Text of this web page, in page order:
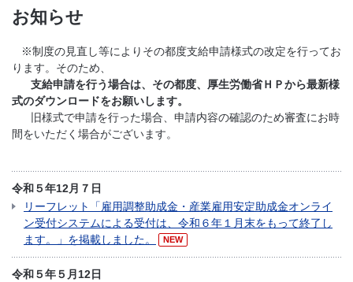
お知らせ
※制度の見直し等によりその都度支給申請様式の改定を行ってお
ります。そのため、
支給申請を行う場合は、その都度、厚生労働省ＨＰから最新様
式のダウンロードをお願いします。
旧様式で申請を行った場合、申請内容の確認のため審査にお時
間をいただく場合がございます。
令和５年12月７日
リーフレット「雇用調整助成金・産業雇用安定助成金オンライ
ン受付システムによる受付は、令和６年１月末をもって終了し
ます。」を掲載しました。
NEW
令和５年５月12日